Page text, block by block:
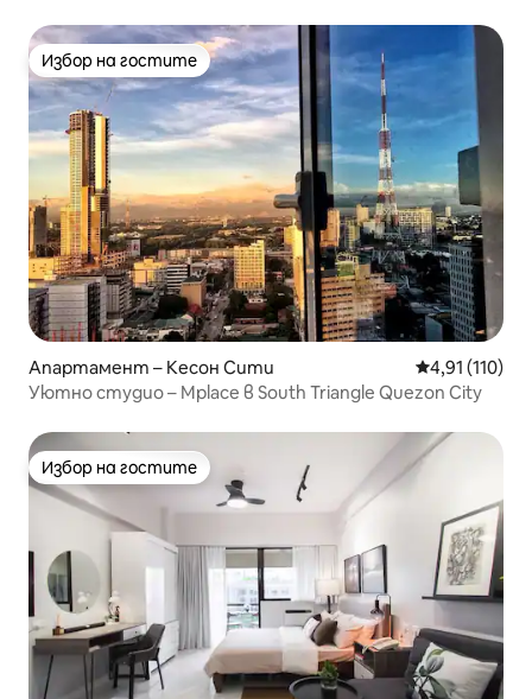
Избор на гостите
Избор на гостите
Апартамент – Кесон Сити Средна
4,91 (110)
Уютно студио – Mplace в South Triangle Quezon City
Избор на гостите
Избор на гостите